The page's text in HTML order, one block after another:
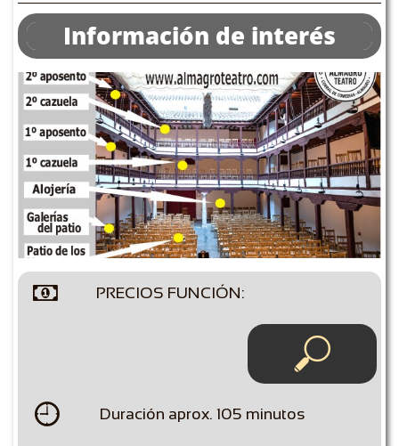
Información de interés
 PRECIOS FUNCIÓN:

 Duración aprox. 105 minutos